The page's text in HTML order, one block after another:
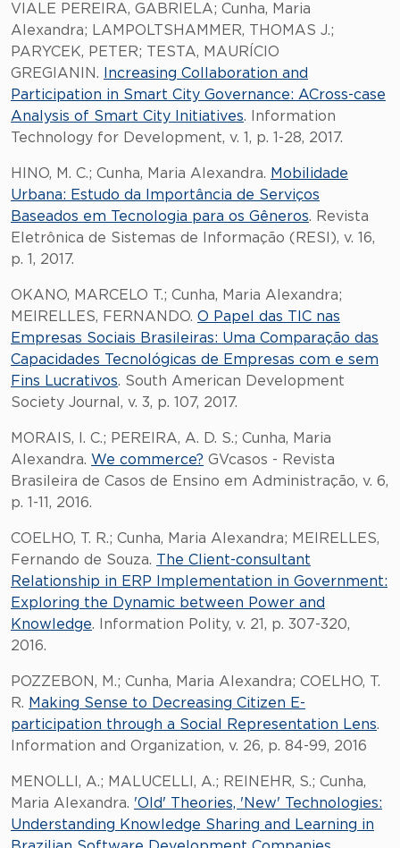
VIALE PEREIRA, GABRIELA; Cunha, Maria
Alexandra; LAMPOLTSHAMMER, THOMAS J.;
PARYCEK, PETER; TESTA, MAURÍCIO
GREGIANIN.
Increasing Collaboration and
Participation in Smart City Governance: ACross-case
Analysis of Smart City Initiatives. Information
Technology for Development, v. 1, p. 1-28, 2017.
HINO, M. C.; Cunha, Maria Alexandra. Mobilidade
Urbana: Estudo da Importância de Serviços
Baseados em Tecnologia para os Gêneros. Revista
Eletrônica de Sistemas de Informação (RESI), v. 16,
p. 1, 2017.
OKANO, MARCELO T.; Cunha, Maria Alexandra;
MEIRELLES, FERNANDO. O Papel das TIC nas
Empresas Sociais Brasileiras: Uma Comparação das
Capacidades Tecnológicas de Empresas com e sem
Fins Lucrativos. South American Development
Society Journal, v. 3, p. 107, 2017.
MORAIS, I. C.; PEREIRA, A. D. S.; Cunha, Maria
Alexandra. We commerce? GVcasos - Revista
Brasileira de Casos de Ensino em Administração, v. 6,
p. 1-11, 2016.
COELHO, T. R.; Cunha, Maria Alexandra; MEIRELLES,
Fernando de Souza. The Client-consultant
Relationship in ERP Implementation in Government:
Exploring the Dynamic between Power and
Knowledge. Information Polity, v. 21, p. 307-320,
2016.
POZZEBON, M.; Cunha, Maria Alexandra; COELHO, T.
R. Making Sense to Decreasing Citizen E-
participation through a Social Representation Lens.
Information and Organization, v. 26, p. 84-99, 2016
MENOLLI, A.; MALUCELLI, A.; REINEHR, S.; Cunha,
Maria Alexandra. 'Old' Theories, 'New' Technologies:
Understanding Knowledge Sharing and Learning in